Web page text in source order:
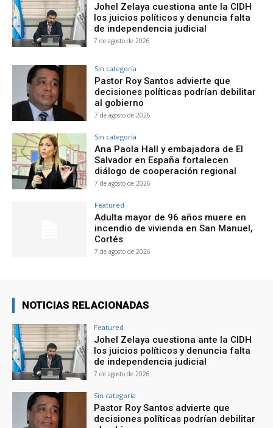
Johel Zelaya cuestiona ante la CIDH
los juicios políticos y denuncia falta
de independencia judicial
7 de agosto de 2026
Sin categoría
Pastor Roy Santos advierte que
decisiones políticas podrían debilitar
al gobierno
7 de agosto de 2026
Sin categoría
Ana Paola Hall y embajadora de El
Salvador en España fortalecen
diálogo de cooperación regional
7 de agosto de 2026
Featured
Adulta mayor de 96 años muere en
incendio de vivienda en San Manuel,
Cortés
7 de agosto de 2026
NOTICIAS RELACIONADAS
Featured
Johel Zelaya cuestiona ante la CIDH
los juicios políticos y denuncia falta
de independencia judicial
7 de agosto de 2026
Sin categoría
Pastor Roy Santos advierte que
decisiones políticas podrían debilitar